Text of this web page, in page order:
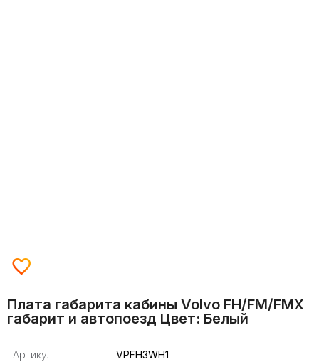
Плата габарита кабины Volvo FH/FM/FMX
габарит и автопоезд Цвет: Белый
Артикул VPFH3WH1